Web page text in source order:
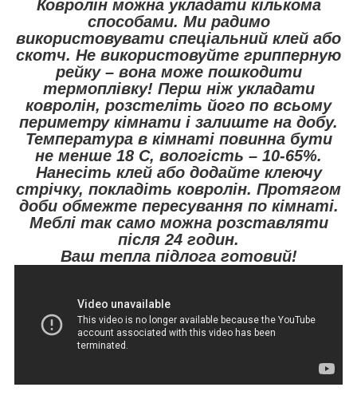
Ковролін можна укладати кількома
способами. Ми радимо
використовувати спеціальний клей або
скотч. Не використовуйте грипперную
рейку – вона може пошкодити
термоплівку! Перш ніж укладати
ковролін, розстеліть його по всьому
периметру кімнати і залиште на добу.
Температура в кімнаті повинна бути
не менше 18 С, вологість – 10-65%.
Нанесіть клей або додайте клеючу
стрічку, покладіть ковролін. Протягом
доби обмежте пересування по кімнаті.
Меблі так само можна розставляти
після 24 годин.
Ваш тепла підлога готовий!